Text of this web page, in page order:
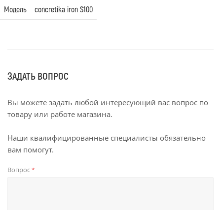
Модель concretika iron S100
ЗАДАТЬ ВОПРОС
Вы можете задать любой интересующий вас вопрос по
товару или работе магазина.
Наши квалифицированные специалисты обязательно
вам помогут.
Вопрос*